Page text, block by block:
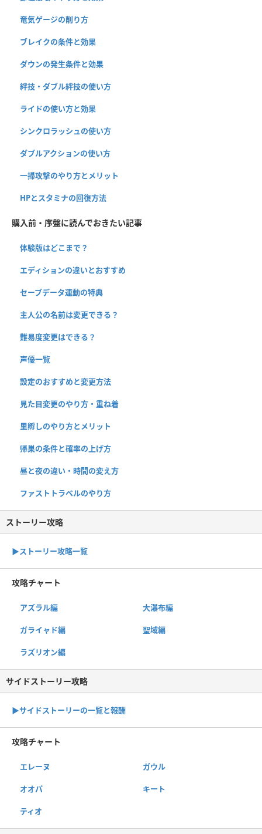
竜気ゲージの削り方
ブレイクの条件と効果
ダウンの発生条件と効果
絆技・ダブル絆技の使い方
ライドの使い方と効果
シンクロラッシュの使い方
ダブルアクションの使い方
一掃攻撃のやり方とメリット
HPとスタミナの回復方法
購入前・序盤に読んでおきたい記事
体験版はどこまで？
エディションの違いとおすすめ
セーブデータ連動の特典
主人公の名前は変更できる？
難易度変更はできる？
声優一覧
設定のおすすめと変更方法
見た目変更のやり方・重ね着
里孵しのやり方とメリット
帰巣の条件と確率の上げ方
昼と夜の違い・時間の変え方
ファストトラベルのやり方
ストーリー攻略
▶︎ストーリー攻略一覧
攻略チャート
アズラル編 大瀑布編
ガライャド編 聖域編
ラズリオン編
サイドストーリー攻略
▶サイドストーリーの一覧と報酬
攻略チャート
エレーヌ ガウル
オオパ キート
ティオ